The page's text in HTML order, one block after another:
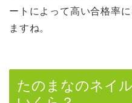
ートによって高い合格率
ますね。
たのまなのネイ